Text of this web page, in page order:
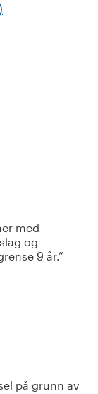
med
og
9 år.
på grunn av